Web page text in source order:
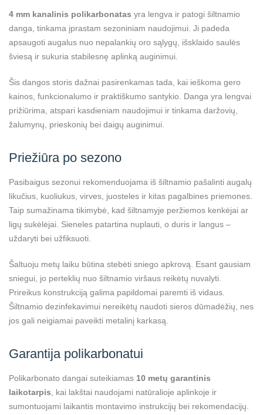
4 mm kanalinis polikarbonatas yra lengva ir patogi šiltnamio
danga, tinkama įprastam sezoniniam naudojimui. Ji padeda
apsaugoti augalus nuo nepalankių oro sąlygų, išsklaido saulės
šviesą ir sukuria stabilesnę aplinką auginimui.
Šis dangos storis dažnai pasirenkamas tada, kai ieškoma gero
kainos, funkcionalumo ir praktiškumo santykio. Danga yra lengvai
prižiūrima, atspari kasdieniam naudojimui ir tinkama daržovių,
žalumynų, prieskonių bei daigų auginimui.
Priežiūra po sezono
Pasibaigus sezonui rekomenduojama iš šiltnamio pašalinti augalų
likučius, kuoliukus, virves, juosteles ir kitas pagalbines priemones.
Taip sumažinama tikimybė, kad šiltnamyje peržiemos kenkėjai ar
ligų sukėlėjai. Sieneles patartina nuplauti, o duris ir langus –
uždaryti bei užfiksuoti.
Šaltuoju metų laiku būtina stebėti sniego apkrovą. Esant gausiam
sniegui, jo perteklių nuo šiltnamio viršaus reikėtų nuvalyti.
Prireikus konstrukciją galima papildomai paremti iš vidaus.
Šiltnamio dezinfekavimui nereikėtų naudoti sieros dūmadėžių, nes
jos gali neigiamai paveikti metalinį karkasą.
Garantija polikarbonatui
Polikarbonato dangai suteikiamas 10 metų garantinis
laikotarpis , kai lakštai naudojami natūralioje aplinkoje ir
sumontuojami laikantis montavimo instrukcijų bei rekomendacijų.